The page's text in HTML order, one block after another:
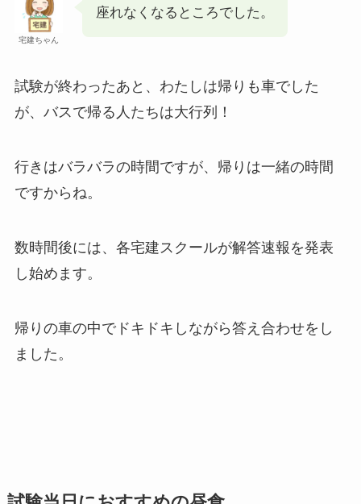
宅建ちゃん
座れなくなるところでした。
試験が終わったあと、わたしは帰りも車でした
が、バスで帰る人たちは大行列！
行きはバラバラの時間ですが、帰りは一緒の時間
ですからね。
数時間後には、各宅建スクールが解答速報を発表
し始めます。
帰りの車の中でドキドキしながら答え合わせをし
ました。